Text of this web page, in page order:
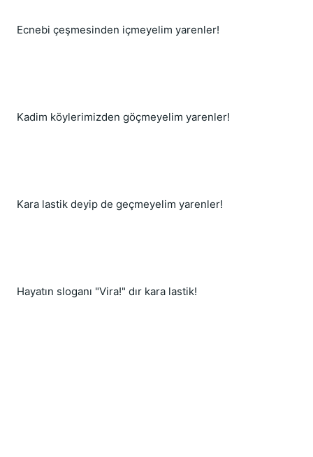
Ecnebi çeşmesinden içmeyelim yarenler!
Kadim köylerimizden göçmeyelim yarenler!
Kara lastik deyip de geçmeyelim yarenler!
Hayatın sloganı "Vira!" dır kara lastik!